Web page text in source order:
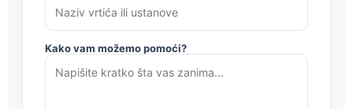
Kako vam možemo pomoći?